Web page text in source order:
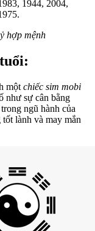
1944, 2004,
hợp mệnh
một chiếc sim mobi
như sự cân bằng
ngũ hành của
lành và may mắn